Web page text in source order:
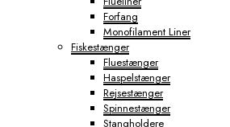
Forfang
Monofilament Liner
Fiskestænger
Fluestænger
Haspelstænger
Rejsestænger
Spinnestænger
Stangholdere